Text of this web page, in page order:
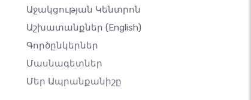
Աջակցության Կենտրոն
Աշխատանքներ (English)
Գործընկերներ
Մասնագետներ
Մեր Ապրանքանիշը